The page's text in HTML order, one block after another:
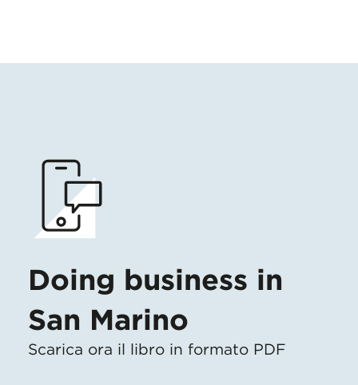
Doing business in
San Marino
Scarica ora il libro in formato PDF